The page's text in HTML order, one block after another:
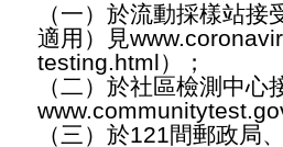
（一）於流動採樣站
適用）見
testing.html）；
（二）於社區檢測中
（三）於121間郵政局